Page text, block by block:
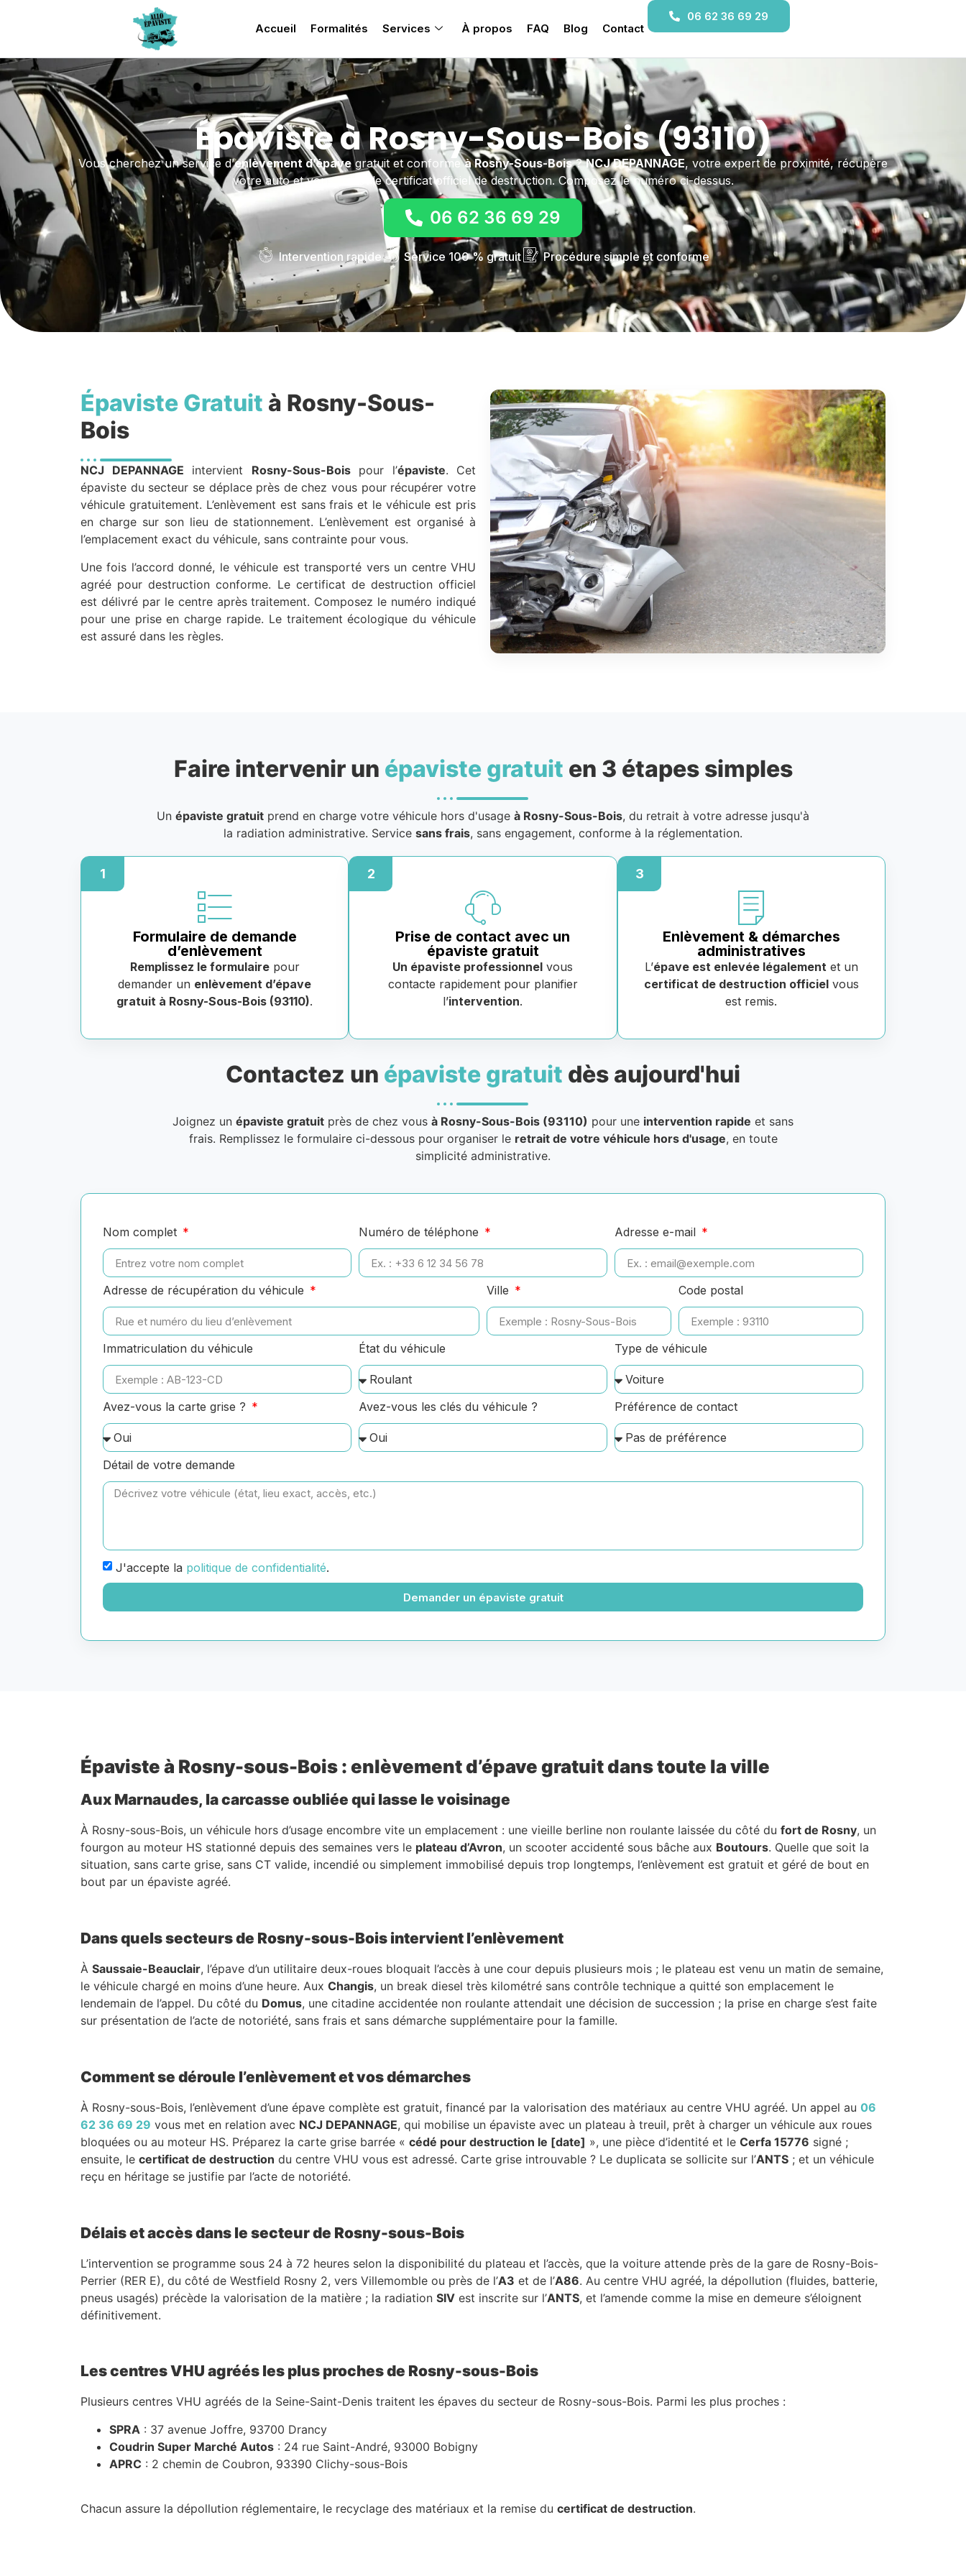
Accueil Formalités Services À propos FAQ Blog Contact
06 62 36 69 29
Épaviste à Rosny-Sous-Bois (93110)
Vous cherchez un service d’enlèvement d’épavegratuit et conformeà Rosny-Sous-Bois?NCJ DEPANNAGE, votre expert de proximité, récupère
votre auto et vous remet le certificat officiel de destruction. Composez le numéro ci-dessus.
06 62 36 69 29
Intervention rapide Service 100 % gratuit Procédure simple et conforme
Épaviste Gratuit à Rosny-Sous-
Bois
NCJ DEPANNAGE intervient Rosny-Sous-Boispour l’épaviste. Cet
épaviste du secteur se déplace près de chez vous pour récupérer votre
véhicule gratuitement. L’enlèvement est sans frais et le véhicule est pris
en charge sur son lieu de stationnement. L’enlèvement est organisé à
l’emplacement exact du véhicule, sans contrainte pour vous.
Une fois l’accord donné, le véhicule est transporté vers un centre VHU
agréé pour destruction conforme. Le certificat de destruction officiel
est délivré par le centre après traitement. Composez le numéro indiqué
pour une prise en charge rapide. Le traitement écologique du véhicule
est assuré dans les règles.
Faire intervenir un épaviste gratuit en 3 étapes simples
Un épaviste gratuit prend en charge votre véhicule hors d'usage à Rosny-Sous-Bois, du retrait à votre adresse jusqu'à
la radiation administrative. Service sans frais, sans engagement, conforme à la réglementation.
1
Formulaire de demande
d’enlèvement
Remplissez le formulairepour
demander un enlèvement d’épave
gratuit à Rosny-Sous-Bois (93110).
2
Prise de contact avec un
épaviste gratuit
Un épaviste professionnel vous
contacte rapidement pour planifier
l’intervention.
3
Enlèvement & démarches
administratives
L’épave est enlevée légalementet un
certificat de destruction officielvous
est remis.
Contactez un épaviste gratuit dès aujourd'hui
Joignez un épaviste gratuit près de chez vous à Rosny-Sous-Bois (93110) pour une intervention rapide et sans
frais. Remplissez le formulaire ci-dessous pour organiser le retrait de votre véhicule hors d'usage, en toute
simplicité administrative.
Nom complet Numéro de téléphone Adresse e-mail
Adresse de récupération du véhicule Ville Code postal
Immatriculation du véhicule État du véhicule Type de véhicule
Avez-vous la carte grise ? Avez-vous les clés du véhicule ? Préférence de contact
Détail de votre demande
J'accepte la politique de confidentialité.
Demander un épaviste gratuit
Épaviste à Rosny-sous-Bois : enlèvement d’épave gratuit dans toute la ville
Aux Marnaudes, la carcasse oubliée qui lasse le voisinage
À Rosny-sous-Bois, un véhicule hors d’usage encombre vite un emplacement : une vieille berline non roulante laissée du côté du fort de Rosny, un
fourgon au moteur HS stationné depuis des semaines vers le plateau d’Avron, un scooter accidenté sous bâche aux Boutours. Quelle que soit la
situation, sans carte grise, sans CT valide, incendié ou simplement immobilisé depuis trop longtemps, l’enlèvement est gratuit et géré de bout en
bout par un épaviste agréé.
Dans quels secteurs de Rosny-sous-Bois intervient l’enlèvement
À Saussaie-Beauclair, l’épave d’un utilitaire deux-roues bloquait l’accès à une cour depuis plusieurs mois ; le plateau est venu un matin de semaine,
le véhicule chargé en moins d’une heure. Aux Changis, un break diesel très kilométré sans contrôle technique a quitté son emplacement le
lendemain de l’appel. Du côté du Domus, une citadine accidentée non roulante attendait une décision de succession ; la prise en charge s’est faite
sur présentation de l’acte de notoriété, sans frais et sans démarche supplémentaire pour la famille.
Comment se déroule l’enlèvement et vos démarches
À Rosny-sous-Bois, l’enlèvement d’une épave complète est gratuit, financé par la valorisation des matériaux au centre VHU agréé. Un appel au 06
62 36 69 29 vous met en relation avec NCJ DEPANNAGE, qui mobilise un épaviste avec un plateau à treuil, prêt à charger un véhicule aux roues
bloquées ou au moteur HS. Préparez la carte grise barrée « cédé pour destruction le [date] », une pièce d’identité et le Cerfa 15776 signé ;
ensuite, le certificat de destruction du centre VHU vous est adressé. Carte grise introuvable ? Le duplicata se sollicite sur l’ANTS ; et un véhicule
reçu en héritage se justifie par l’acte de notoriété.
Délais et accès dans le secteur de Rosny-sous-Bois
L’intervention se programme sous 24 à 72 heures selon la disponibilité du plateau et l’accès, que la voiture attende près de la gare de Rosny-Bois-
Perrier (RER E), du côté de Westfield Rosny 2, vers Villemomble ou près de l’A3 et de l’A86. Au centre VHU agréé, la dépollution (fluides, batterie,
pneus usagés) précède la valorisation de la matière ; la radiation SIV est inscrite sur l’ANTS, et l’amende comme la mise en demeure s’éloignent
définitivement.
Les centres VHU agréés les plus proches de Rosny-sous-Bois
Plusieurs centres VHU agréés de la Seine-Saint-Denis traitent les épaves du secteur de Rosny-sous-Bois. Parmi les plus proches :
SPRA : 37 avenue Joffre, 93700 Drancy
Coudrin Super Marché Autos : 24 rue Saint-André, 93000 Bobigny
APRC : 2 chemin de Coubron, 93390 Clichy-sous-Bois
Chacun assure la dépollution réglementaire, le recyclage des matériaux et la remise du certificat de destruction.